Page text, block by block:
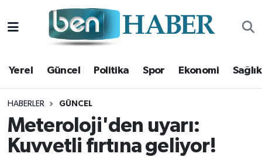
Yerel Güncel Politika Spor Ekonomi Sağlık
HABERLER GÜNCEL
Meteroloji'den uyarı:
Kuvvetli fırtına geliyor!
Yerel
Güncel
Politika
Spor
Hava Durumu
Trafik Durumu
Süper Lig Puan Durumu ve Fikstür
Tüm Manşetler